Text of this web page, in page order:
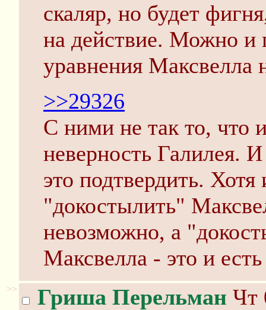
скаляр, но будет
на действие. Можно и
уравнения Максвелла
>>29326
С ними не так то, что
неверность Галилея.
это подтвердить. Хотя
"докостылить"
невозможно, а
Максвелла - это и
>> Гриша Перельман Чт